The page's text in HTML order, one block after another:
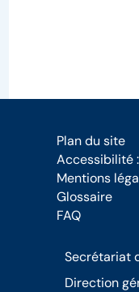
Plan du site
Accessibilité
Mentions
Glossaire
FAQ
Secrétariat
Direction